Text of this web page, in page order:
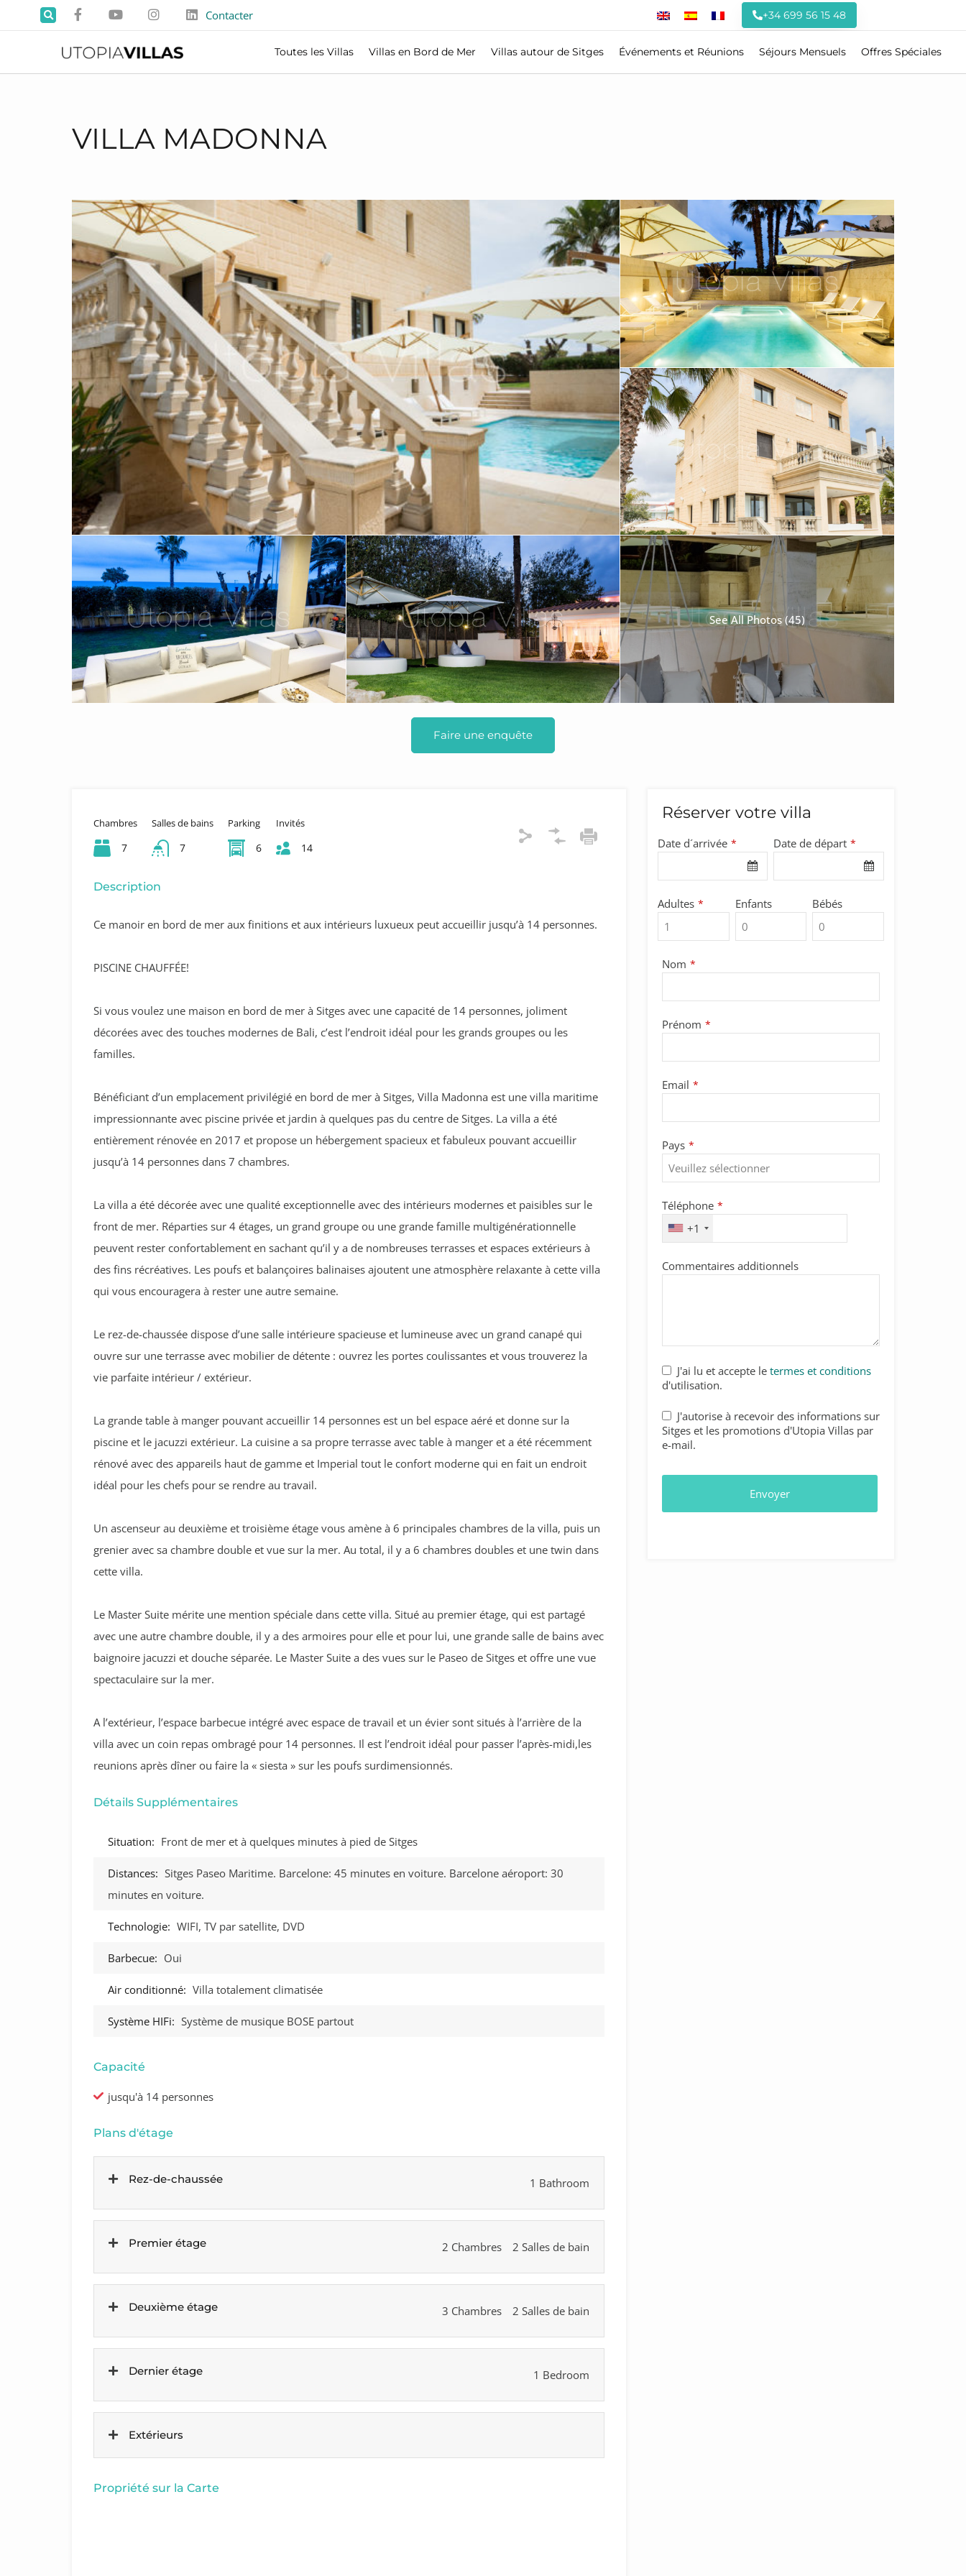
Contacter +34 699 56 15 48
Toutes les Villas Villas en Bord de Mer Villas autour de Sitges Événements et Réunions Séjours Mensuels Offres Spéciales
VILLA MADONNA
See All Photos (45)
Faire une enquête
Chambres
7
Salles de bains
7
Parking
6
Invités
14
Description
Ce manoir en bord de mer aux finitions et aux intérieurs luxueux peut accueillir jusqu’à 14 personnes.
PISCINE CHAUFFÉE!
Si vous voulez une maison en bord de mer à Sitges avec une capacité de 14 personnes, joliment
décorées avec des touches modernes de Bali, c’est l’endroit idéal pour les grands groupes ou les
familles.
Bénéficiant d’un emplacement privilégié en bord de mer à Sitges, Villa Madonna est une villa maritime
impressionnante avec piscine privée et jardin à quelques pas du centre de Sitges. La villa a été
entièrement rénovée en 2017 et propose un hébergement spacieux et fabuleux pouvant accueillir
jusqu’à 14 personnes dans 7 chambres.
La villa a été décorée avec une qualité exceptionnelle avec des intérieurs modernes et paisibles sur le
front de mer. Réparties sur 4 étages, un grand groupe ou une grande famille multigénérationnelle
peuvent rester confortablement en sachant qu’il y a de nombreuses terrasses et espaces extérieurs à
des fins récréatives. Les poufs et balançoires balinaises ajoutent une atmosphère relaxante à cette villa
qui vous encouragera à rester une autre semaine.
Le rez-de-chaussée dispose d’une salle intérieure spacieuse et lumineuse avec un grand canapé qui
ouvre sur une terrasse avec mobilier de détente : ouvrez les portes coulissantes et vous trouverez la
vie parfaite intérieur / extérieur.
La grande table à manger pouvant accueillir 14 personnes est un bel espace aéré et donne sur la
piscine et le jacuzzi extérieur. La cuisine a sa propre terrasse avec table à manger et a été récemment
rénové avec des appareils haut de gamme et Imperial tout le confort moderne qui en fait un endroit
idéal pour les chefs pour se rendre au travail.
Un ascenseur au deuxième et troisième étage vous amène à 6 principales chambres de la villa, puis un
grenier avec sa chambre double et vue sur la mer. Au total, il y a 6 chambres doubles et une twin dans
cette villa.
Le Master Suite mérite une mention spéciale dans cette villa. Situé au premier étage, qui est partagé
avec une autre chambre double, il y a des armoires pour elle et pour lui, une grande salle de bains avec
baignoire jacuzzi et douche séparée. Le Master Suite a des vues sur le Paseo de Sitges et offre une vue
spectaculaire sur la mer.
A l’extérieur, l’espace barbecue intégré avec espace de travail et un évier sont situés à l’arrière de la
villa avec un coin repas ombragé pour 14 personnes. Il est l’endroit idéal pour passer l’après-midi,les
reunions après dîner ou faire la « siesta » sur les poufs surdimensionnés.
Détails Supplémentaires
Situation: Front de mer et à quelques minutes à pied de Sitges
Distances: Sitges Paseo Maritime. Barcelone: 45 minutes en voiture. Barcelone aéroport: 30
minutes en voiture.
Technologie: WIFI, TV par satellite, DVD
Barbecue: Oui
Air conditionné: Villa totalement climatisée
Système HIFi: Système de musique BOSE partout
Capacité
jusqu'à 14 personnes
Plans d'étage
Rez-de-chaussée 1 Bathroom
Premier étage 2 Chambres 2 Salles de bain
Deuxième étage 3 Chambres 2 Salles de bain
Dernier étage 1 Bedroom
Extérieurs
Propriété sur la Carte
Réserver votre villa
Date d´arrivée * Date de départ *
Adultes * Enfants Bébés
Nom *
Prénom *
Email *
Pays *
Téléphone *
+1
Commentaires additionnels
Phone
Number *
J'ai lu et accepte le termes et conditions
d'utilisation.
J'autorise à recevoir des informations sur
Sitges et les promotions d'Utopia Villas par
e-mail.
Envoyer